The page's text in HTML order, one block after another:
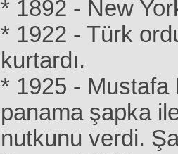
* 1892 - New
* 1922 - Türk
kurtardı.
* 1925 - Mustafa
panama şapka
nutkunu verdi.